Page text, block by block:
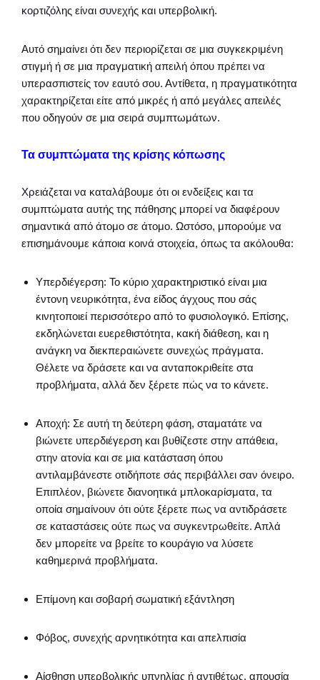
κορτιζόλης είναι συνεχής και υπερβολική.
Αυτό σημαίνει ότι δεν περιορίζεται σε μια συγκεκριμένη
στιγμή ή σε μια πραγματική απειλή όπου πρέπει να
υπερασπιστείς τον εαυτό σου. Αντίθετα, η πραγματικότητα
χαρακτηρίζεται είτε από μικρές ή από μεγάλες απειλές
που οδηγούν σε μια σειρά συμπτωμάτων.
Τα συμπτώματα της κρίσης κόπωσης
Χρειάζεται να καταλάβουμε ότι οι ενδείξεις και τα
συμπτώματα αυτής της πάθησης μπορεί να διαφέρουν
σημαντικά από άτομο σε άτομο. Ωστόσο, μπορούμε να
επισημάνουμε κάποια κοινά στοιχεία, όπως τα ακόλουθα:
Υπερδιέγερση: Το κύριο χαρακτηριστικό είναι μια
έντονη νευρικότητα, ένα είδος άγχους που σάς
κινητοποιεί περισσότερο από το φυσιολογικό. Επίσης,
εκδηλώνεται ευερεθιστότητα, κακή διάθεση, και η
ανάγκη να διεκπεραιώνετε συνεχώς πράγματα.
Θέλετε να δράσετε και να ανταποκριθείτε στα
προβλήματα, αλλά δεν ξέρετε πώς να το κάνετε.
Αποχή: Σε αυτή τη δεύτερη φάση, σταματάτε να
βιώνετε υπερδιέγερση και βυθίζεστε στην απάθεια,
στην ατονία και σε μια κατάσταση όπου
αντιλαμβάνεστε οτιδήποτε σάς περιβάλλει σαν όνειρο.
Επιπλέον, βιώνετε διανοητικά μπλοκαρίσματα, τα
οποία σημαίνουν ότι ούτε ξέρετε πως να αντιδράσετε
σε καταστάσεις ούτε πως να συγκεντρωθείτε. Απλά
δεν μπορείτε να βρείτε το κουράγιο να λύσετε
καθημερινά προβλήματα.
Επίμονη και σοβαρή σωματική εξάντληση
Φόβος, συνεχής αρνητικότητα και απελπισία
Αίσθηση υπερβολικής υπνηλίας ή αντιθέτως, απουσία